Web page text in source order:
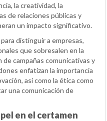
la creatividad, la
de relaciones públicas y
un impacto significativo.
distinguir a empresas,
que sobresalen en la
campañas comunicativas y
enfatizan la importancia
así como la ética como
una comunicación de
en el certamen